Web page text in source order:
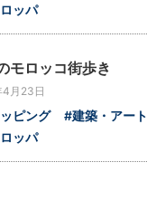
ッパ
モロッコ街歩き
4月23日
ピング
#建築・アート
ッパ